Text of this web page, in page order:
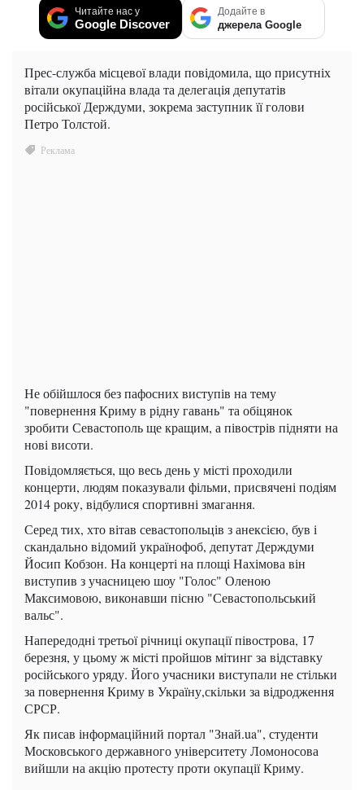
Читайте нас у
Google Discover
Додайте в
джерела Google
Прес-служба місцевої влади повідомила, що присутніх
вітали окупаційна влада та делегація депутатів
російської Держдуми, зокрема заступник її голови
Петро Толстой.
Не обійшлося без пафосних виступів на тему
"повернення Криму в рідну гавань" та обіцянок
зробити Севастополь ще кращим, а півострів підняти на
нові висоти.
Повідомляється, що весь день у місті проходили
концерти, людям показували фільми, присвячені подіям
2014 року, відбулися спортивні змагання.
Серед тих, хто вітав севастопольців з анексією, був і
скандально відомий українофоб, депутат Держдуми
Йосип Кобзон. На концерті на площі Нахімова він
виступив з учасницею шоу "Голос" Оленою
Максимовою, виконавши пісню "Севастопольський
вальс".
Напередодні третьої річниці окупації півострова, 17
березня, у цьому ж місті пройшов мітинг за відставку
російського уряду. Його учасники виступали не стільки
за повернення Криму в Україну,скільки за відродження
СРСР.
Як писав інформаційний портал "Знай.ua", студенти
Московського державного університету Ломоносова
вийшли на акцію протесту проти окупації Криму.